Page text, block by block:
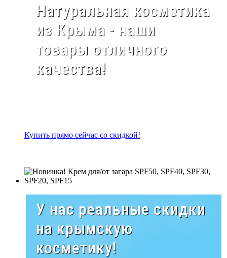
Натуральная косметика
из Крыма - наши
товары отличного
качества!
Купить прямо сейчас со скидкой!
У нас реальные скидки
на крымскую
косметику!